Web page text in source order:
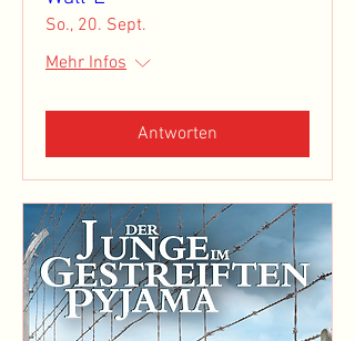
So., 20. Sept.
Mehr Infos
Antworten